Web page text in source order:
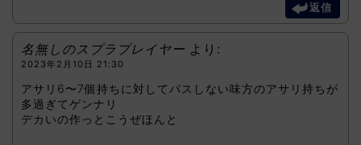
返信
名無しのスプラプレイヤー より:
2023年2月10日 21:30
アサリ6〜7個持ちに対してパスしない味方のアサリ持ちが
多過ぎてゲンナリ
デカいの作っとこうぜほんと